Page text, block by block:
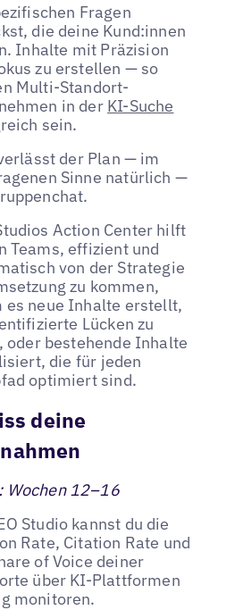
Fragen
die deine Kund:innen
Inhalte mit Präzision
zu erstellen — so
Multi-Standort-
in der KI-Suche
sein.
der Plan — im
Sinne natürlich —
Action Center hilft
Teams, effizient und
von der Strategie
zu kommen,
es neue Inhalte erstellt,
Lücken zu
oder bestehende Inhalte
die für jeden
optimiert sind.
deine
Wochen 12–16
Studio kannst du die
Rate, Citation Rate und
of Voice deiner
über KI-Plattformen
monitoren.